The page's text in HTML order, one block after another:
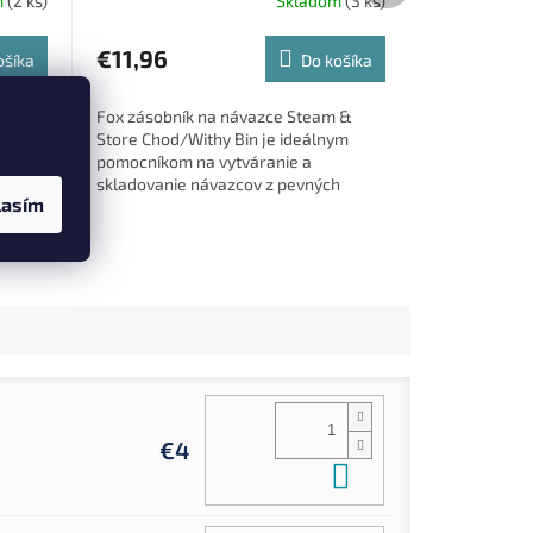
€11,96 Do košíka
Fox zásobník na návazce Steam &
Store Chod/Withy Bin je ideálnym
pomocníkom na vytváranie a
skladovanie návazcov z pevných
€4